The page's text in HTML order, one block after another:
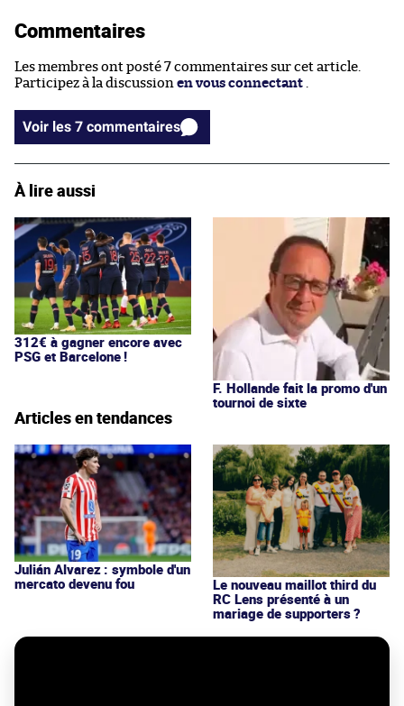
Commentaires
Les membres ont posté 7 commentaires sur cet article.
Participez à la discussion en vous connectant
Voir les 7 commentaires
À lire aussi
312€ à gagner encore avec
PSG et Barcelone !
F. Hollande fait la promo d'un
tournoi de sixte
Articles en tendances
Julián Alvarez : symbole d'un
mercato devenu fou
Le nouveau maillot third du
RC Lens présenté à un
mariage de supporters ?